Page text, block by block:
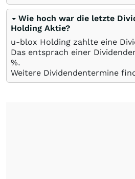
Wie hoch war die letzte
Holding Aktie?
u-blox Holding zahlte eine
Das entsprach einer
%.
Weitere Dividendentermine